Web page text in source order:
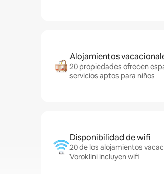
Alojamientos
20 propiedades ofrecen
servicios aptos para niños
Disponibilidad de wifi
20 de los alojamientos
Voroklini incluyen wifi